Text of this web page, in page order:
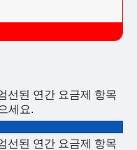
선된 연간 요금제 항목
세요.
선된 연간 요금제 항목